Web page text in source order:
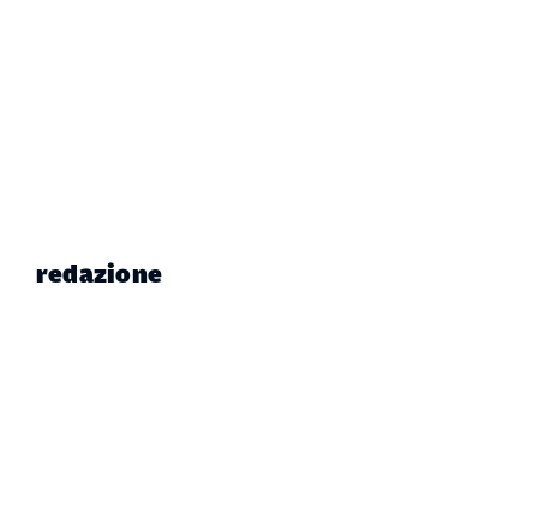
redazione